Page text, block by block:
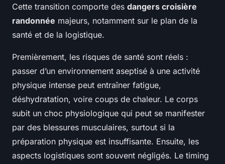
Cette transition comporte des dangers croisière
randonnée majeurs, notamment sur le plan de la
santé et de la logistique.
Premièrement, les risques de santé sont réels :
passer d’un environnement aseptisé à une activité
physique intense peut entraîner fatigue,
déshydratation, voire coups de chaleur. Le corps
subit un choc physiologique qui peut se manifester
par des blessures musculaires, surtout si la
préparation physique est insuffisante. Ensuite, les
aspects logistiques sont souvent négligés. Le timing